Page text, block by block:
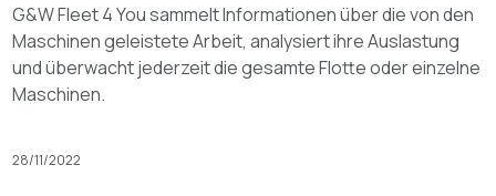
G&W Fleet 4 You sammelt Informationen über die von den
Maschinen geleistete Arbeit, analysiert ihre Auslastung
und überwacht jederzeit die gesamte Flotte oder einzelne
Maschinen.
28/11/2022